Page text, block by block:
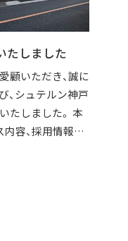
たしました
顧いただき、誠に
、シュテルン神戸
たしました。 本
容、採用情報な